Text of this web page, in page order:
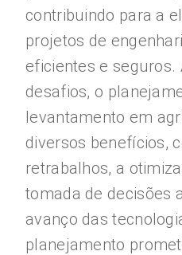
contribuindo para a
projetos de
eficientes e seguros.
desafios, o
levantamento em
diversos benefícios,
retrabalhos, a
tomada de decisões
avanço das
planejamento